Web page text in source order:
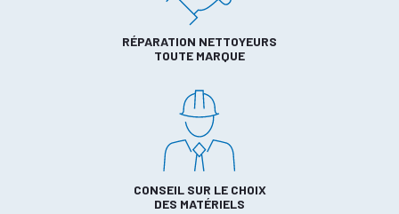
RÉPARATION NETTOYEURS
TOUTE MARQUE
CONSEIL SUR LE CHOIX
DES MATÉRIELS